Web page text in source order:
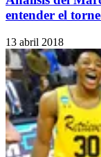
entender el
13 abril 2018